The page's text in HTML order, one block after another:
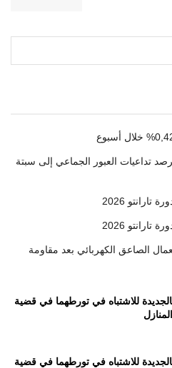
تداعيات العبور الجماعي إلى سبتة
الصاعق الكهربائي بعد مقاومة
للاشتباه في تورطهما في قضية
للاشتباه في تورطهما في قضية